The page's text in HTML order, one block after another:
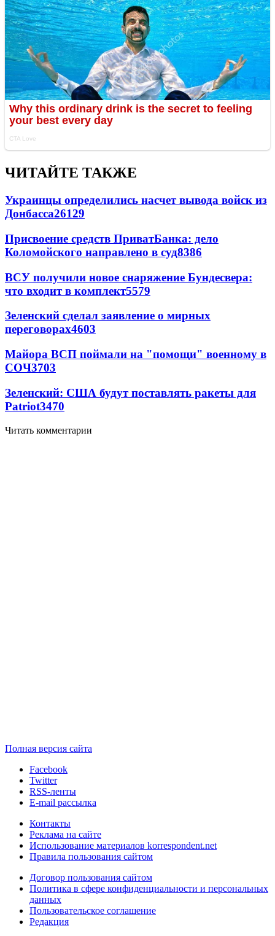
ЧИТАЙТЕ ТАКЖЕ
Украинцы определились насчет вывода войск из
Донбасса26129
Присвоение средств ПриватБанка: дело
Коломойского направлено в суд8386
ВСУ получили новое снаряжение Бундесвера:
что входит в комплект5579
Зеленский сделал заявление о мирных
переговорах4603
Майора ВСП поймали на "помощи" военному в
СОЧ3703
Зеленский: США будут поставлять ракеты для
Patriot3470
Читать комментарии
Полная версия сайта
Facebook
Twitter
RSS-ленты
E-mail рассылка
Контакты
Реклама на сайте
Использование материалов korrespondent.net
Правила пользования сайтом
Договор пользования сайтом
Политика в сфере конфиденциальности и персональных
данных
Пользовательское соглашение
Редакция